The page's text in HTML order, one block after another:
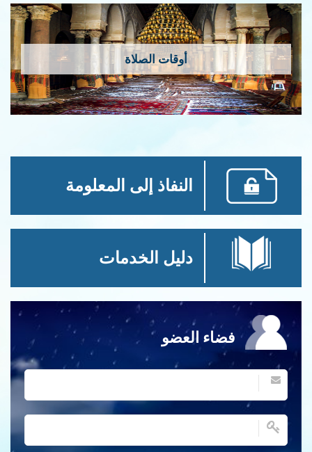
أوقات الصلاة
النفاذ إلى المعلومة
دليل الخدمات
العضو